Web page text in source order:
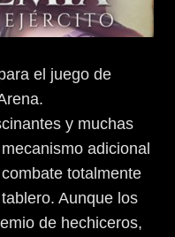
el juego de
y muchas
adicional
totalmente
Aunque los
de hechiceros,